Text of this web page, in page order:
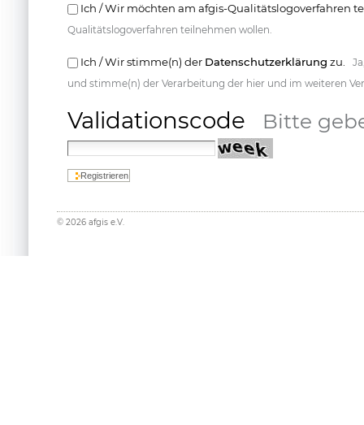
Ich / Wir möchten am afgis-Qualitätslogoverfahren
Qualitätslogoverfahren teilnehmen wollen.
Ich / Wir stimme(n) der Datenschutzerklärung zu.
und stimme(n) der Verarbeitung der hier und im weiteren
Validationscode Bitte
© 2026afgis e.V.